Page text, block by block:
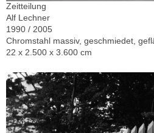
Zeitteilung
Alf Lechner
1990 / 2005
Chromstahl massiv, geschmiedet,
22 x 2.500 x 3.600 cm